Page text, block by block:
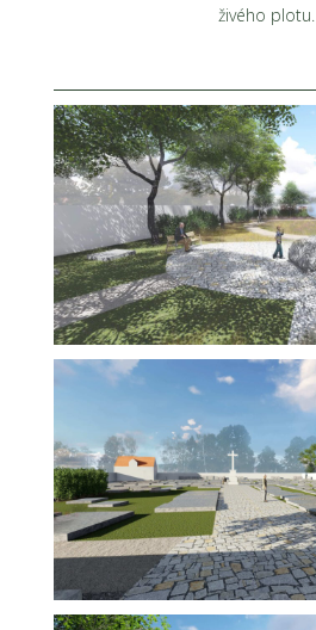
živého plotu.